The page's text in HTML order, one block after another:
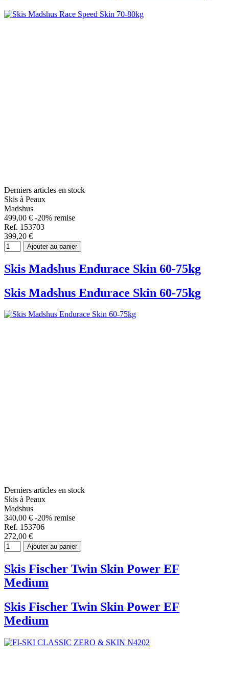
Derniers articles en stock
Skis à Peaux
Madshus
499,00 € -20% remise
Ref. 153703
399,20 €
Ajouter au panier
Skis Madshus Endurace Skin 60-75kg
Skis Madshus Endurace Skin 60-75kg
Derniers articles en stock
Skis à Peaux
Madshus
340,00 € -20% remise
Ref. 153706
272,00 €
Ajouter au panier
Skis Fischer Twin Skin Power EF
Medium
Skis Fischer Twin Skin Power EF
Medium